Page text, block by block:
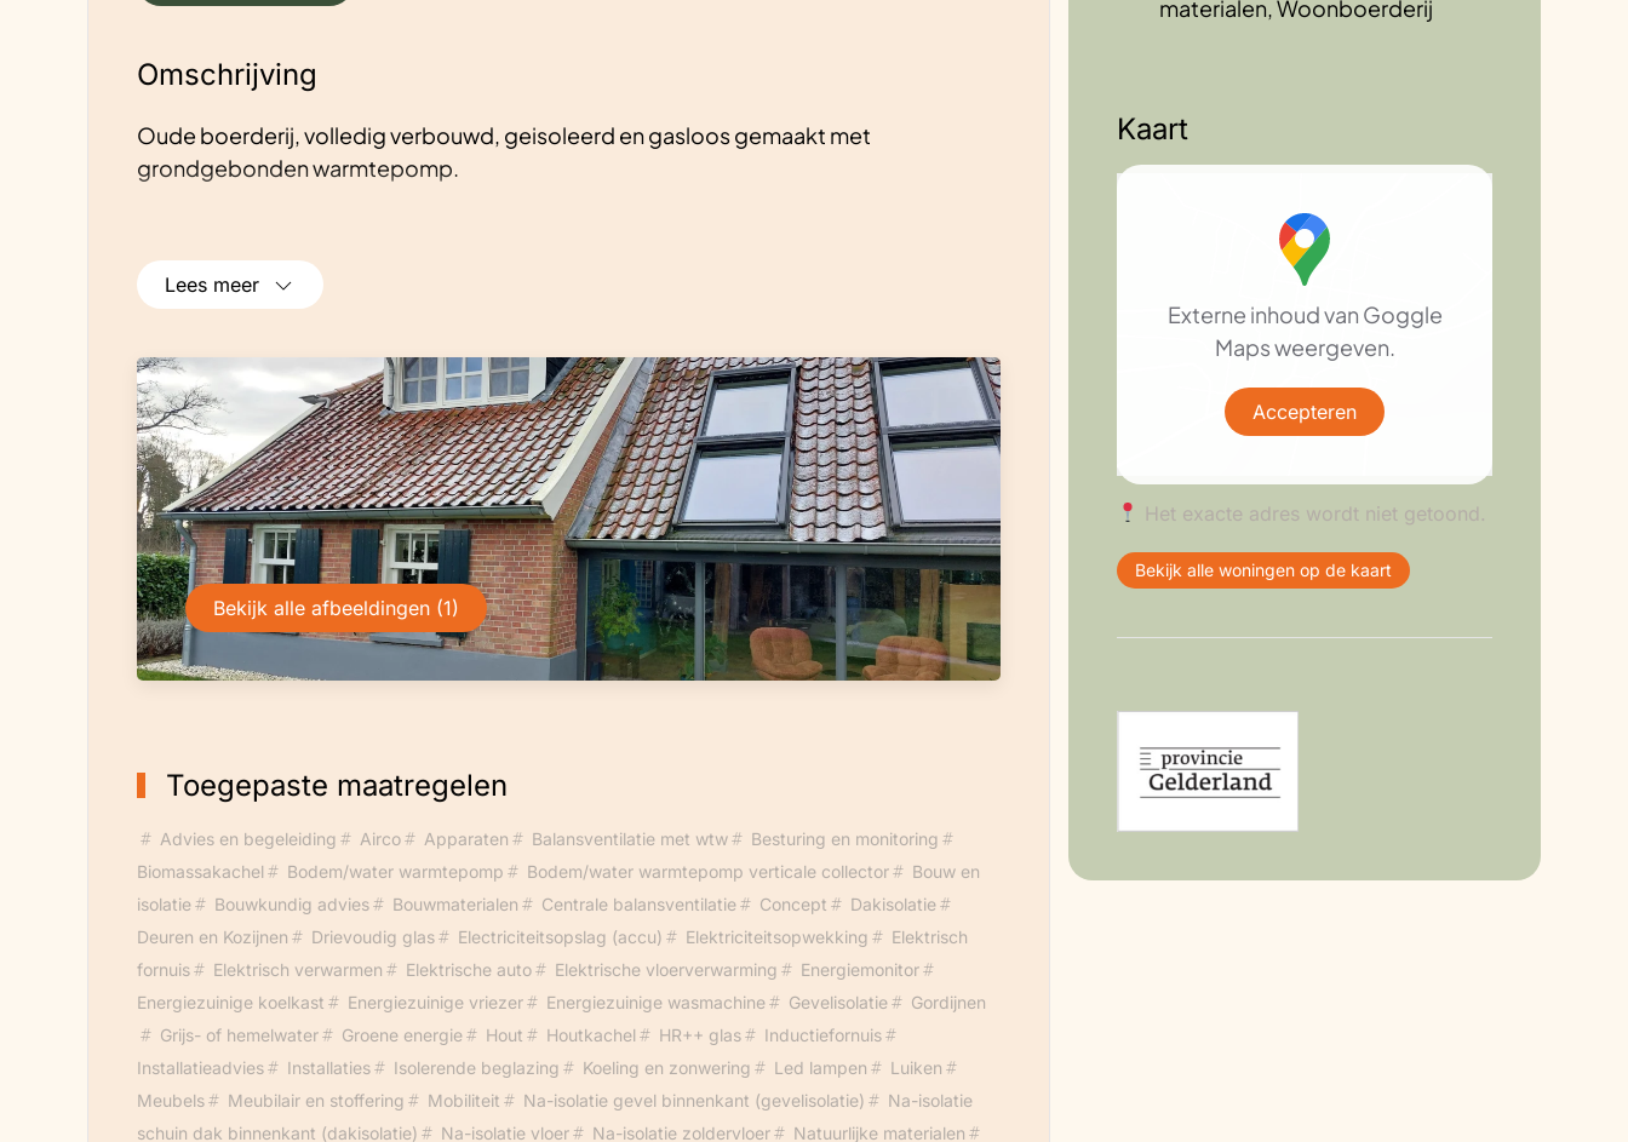
Omschrijving
Oude boerderij, volledig verbouwd, geisoleerd en gasloos gemaakt met
grondgebonden warmtepomp.
Lees meer
Bekijk alle afbeeldingen (1)
Toegepaste maatregelen
Advies en begeleiding Airco Apparaten Balansventilatie met wtw
Besturing en monitoring
Biomassakachel
Bodem/water warmtepomp Bodem/water warmtepomp verticale collector
Bouw en
isolatie
Bouwkundig advies Bouwmaterialen Centrale balansventilatie Concept
Dakisolatie
Deuren en Kozijnen
Drievoudig glas Electriciteitsopslag (accu) Elektriciteitsopwekking
Elektrisch
fornuis
Elektrisch verwarmen Elektrische auto Elektrische vloerverwarming
Energiemonitor
Energiezuinige koelkast
Energiezuinige vriezer Energiezuinige wasmachine Gevelisolatie
Gordijnen
Grijs- of hemelwater
Groene energie Hout Houtkachel HR++ glas
Inductiefornuis
Installatieadvies
Installaties Isolerende beglazing Koeling en zonwering Led lampen
Luiken
Meubels
Meubilair en stoffering Mobiliteit Na-isolatie gevel binnenkant (gevelisolatie)
Na-isolatie
schuin dak binnenkant (dakisolatie)
Na-isolatie vloer Na-isolatie zoldervloer
Natuurlijke materialen
materialen, Woonboerderij
Kaart
Externe inhoud van Goggle
Maps weergeven.
Accepteren
Het exacte adres wordt niet getoond.
Bekijk alle woningen op de kaart